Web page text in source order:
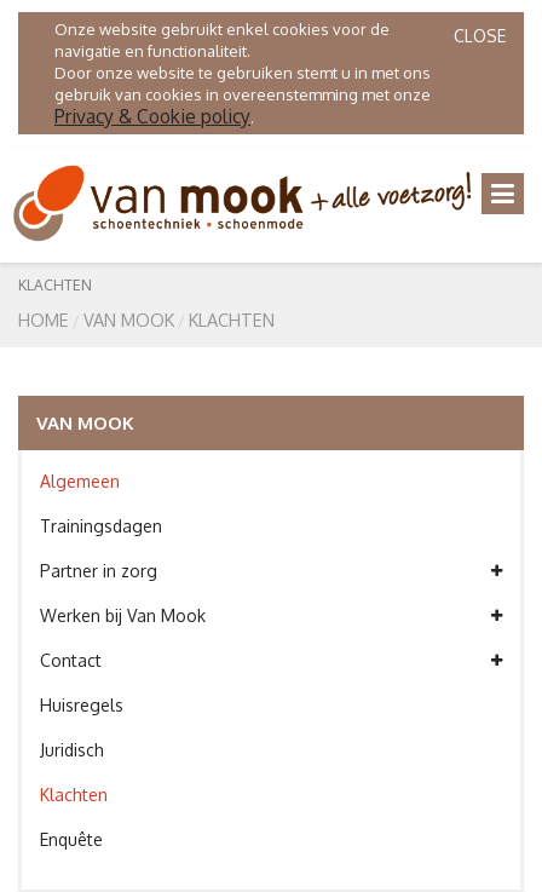
CLOSE
Onze website gebruikt enkel cookies voor de
navigatie en functionaliteit.
Door onze website te gebruiken stemt u in met ons
gebruik van cookies in overeenstemming met onze
Privacy & Cookie policy.
KLACHTEN
HOME VAN MOOK KLACHTEN
VAN MOOK
Algemeen
Trainingsdagen
Partner in zorg
Werken bij Van Mook
Contact
Huisregels
Juridisch
Klachten
Enquête